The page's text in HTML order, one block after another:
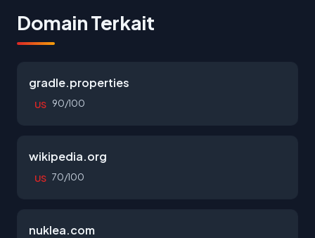
Domain Terkait
gradle.properties
US 90/100
wikipedia.org
US 70/100
nuklea.com